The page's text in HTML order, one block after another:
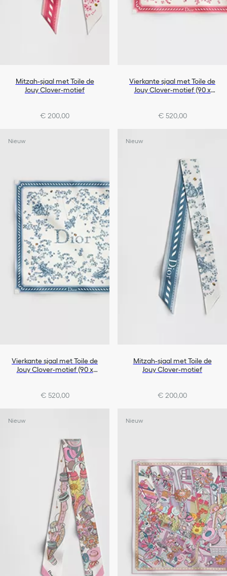
Mitzah-sjaal met Toile de
Jouy Clover-motief
€ 200,00
Vierkante sjaal met Toile de
Jouy Clover-motief (90 x
€ 520,00
Nieuw
Vierkante sjaal met Toile de
Jouy Clover-motief (90 x
€ 520,00
Nieuw
Mitzah-sjaal met Toile de
Jouy Clover-motief
€ 200,00
Nieuw Nieuw